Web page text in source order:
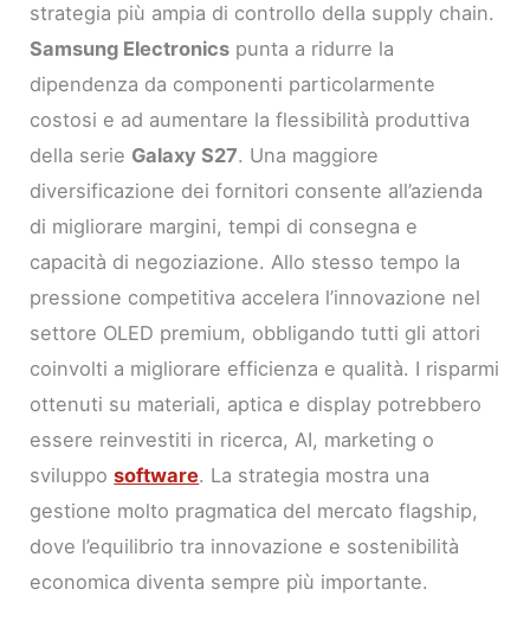
strategia più ampia di controllo della supply chain.
Samsung Electronics punta a ridurre la
dipendenza da componenti particolarmente
costosi e ad aumentare la flessibilità produttiva
della serie Galaxy S27. Una maggiore
diversificazione dei fornitori consente all’azienda
di migliorare margini, tempi di consegna e
capacità di negoziazione. Allo stesso tempo la
pressione competitiva accelera l’innovazione nel
settore OLED premium, obbligando tutti gli attori
coinvolti a migliorare efficienza e qualità. I risparmi
ottenuti su materiali, aptica e display potrebbero
essere reinvestiti in ricerca, AI, marketing o
svilupposoftware. La strategia mostra una
gestione molto pragmatica del mercato flagship,
dove l’equilibrio tra innovazione e sostenibilità
economica diventa sempre più importante.